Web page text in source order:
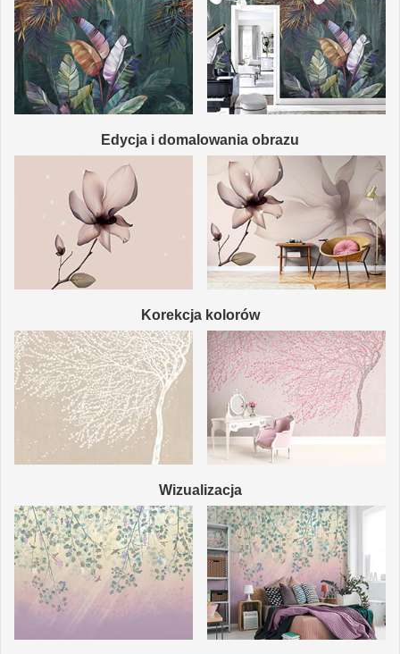
Edycja i domalowania obrazu
Korekcja kolorów
Wizualizacja